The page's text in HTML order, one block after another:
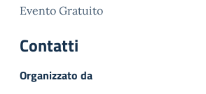
Evento Gratuito
Contatti
Organizzato da